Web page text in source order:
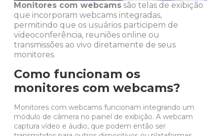
Monitores com webcams são telas de exibição
que incorporam webcams integradas,
permitindo que os usuários participem de
videoconferência, reuniões online ou
transmissões ao vivo diretamente de seus
monitores.
Como funcionam os
monitores com webcams?
Monitores com webcams funcionam integrando um
módulo de câmera no painel de exibição. A webcam
captura vídeo e áudio, que podem então ser